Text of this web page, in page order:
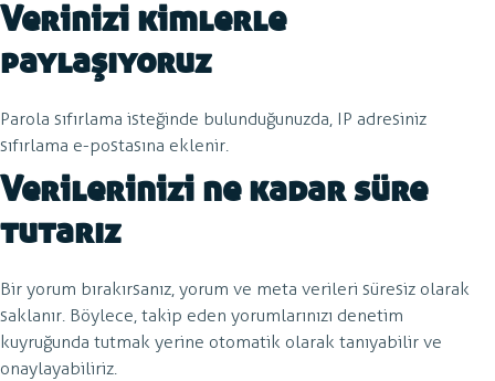
Verinizi kimlerle
paylaşıyoruz
Parola sıfırlama isteğinde bulunduğunuzda, IP adresiniz
sıfırlama e-postasına eklenir.
Verilerinizi ne kadar süre
tutarız
Bir yorum bırakırsanız, yorum ve meta verileri süresiz olarak
saklanır. Böylece, takip eden yorumlarınızı denetim
kuyruğunda tutmak yerine otomatik olarak tanıyabilir ve
onaylayabiliriz.